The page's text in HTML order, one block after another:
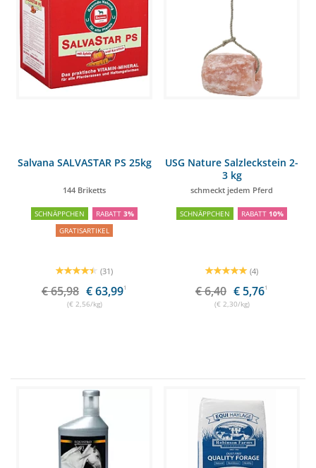
Salvana SALVASTAR PS 25kg
144 Briketts
SCHNÄPPCHEN RABATT 3%
GRATISARTIKEL
(31)
€ 65,98 € 63,991
(€ 2,56/kg)
USG Nature Salzleckstein 2-
3 kg
schmeckt jedem Pferd
SCHNÄPPCHEN RABATT 10%
(4)
€ 6,40 € 5,761
(€ 2,30/kg)